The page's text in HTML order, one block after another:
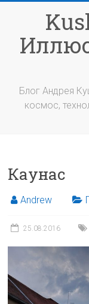
содержимому
Блог Андрея
космос,
Каунас
Andrew
25.08.2016